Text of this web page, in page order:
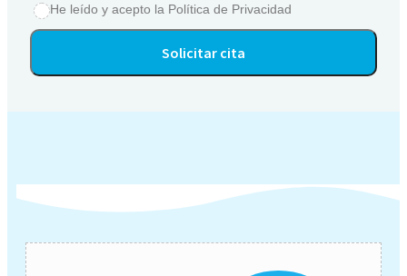
He leído y acepto la Política de Privacidad